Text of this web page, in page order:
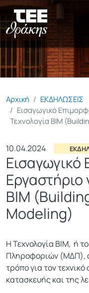
Αρχική
ΕΚΔΗΛΩΣΕΙΣ
Εισαγωγικό
Τεχνολογία BIM
10.04.2024
Εργαστήριο
BIM
Modeling)
Η Τεχνολογία BIM, ή
Πληροφοριών (ΜΔΠ),
τρόπο για τον
κατασκευής και της